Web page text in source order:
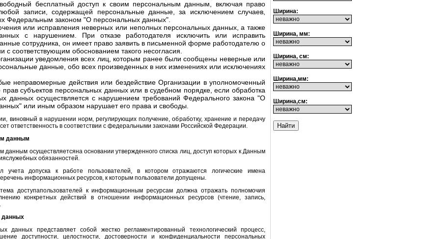
бесплатный доступ к своим персональным данным, включая право
записи, содержащей персональные данные, за исключением случаев,
Федеральным законом "О персональных данных".
или исправления неверных или неполных персональных данных, а также
с нарушением. При отказе работодателя исключить или исправить
сотрудника, он имеет право заявить в письменной форме работодателю о
с соответствующим обоснованием такого несогласия.
уведомления всех лиц, которым ранее были сообщены неверные или
данные, обо всех произведенных в них изменениях или исключениях
неправомерные действия или бездействие Организации в уполномоченный
прав субъектов персональных данных или в судебном порядке, если обработка
данных осуществляется с нарушением требований Федерального закона "О
или иным образом нарушает его права и свободы.
виновный в нарушении норм, регулирующих получение, обработку, хранение и передачу
ответственность в соответствии с федеральными законами Российской Федерации.
данным
данным осуществляетсяна основании утвержденного списка лиц, доступ которых к Данным
обязанностей.
учета допуска к работе пользователей, в котором отражаются логические имена
информационных ресурсов, к которым пользователи допущены.
доступапользователей к информационным ресурсам должна отражать полномочия
конкретных действий в отношении информационных ресурсов (чтение, запись,
данных
данных представляет собой жестко регламентированный технологический процесс,
доступности, целостности, достоверности и конфиденциальности персональных
Ширина:
Ширина, мм:
Ширина, см:
Ширина,мм:
Ширина,см: